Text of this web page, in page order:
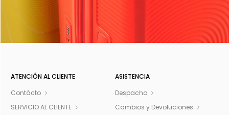
ATENCIÓN AL CLIENTE
Contácto
SERVICIO AL CLIENTE
ASISTENCIA
Despacho
Cambios y Devoluciones